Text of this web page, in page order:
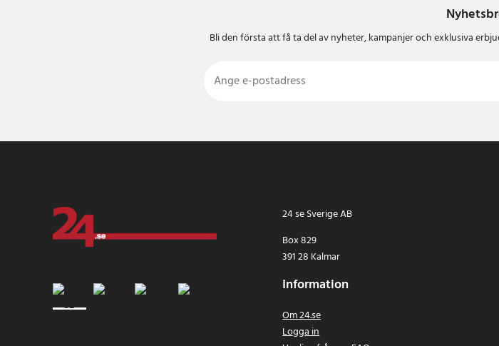
Bli den första att få ta del av nyheter, kampanjer och exklusiva
24 se Sverige AB
Box 829
391 28 Kalmar
Information
Om 24.se
Logga in